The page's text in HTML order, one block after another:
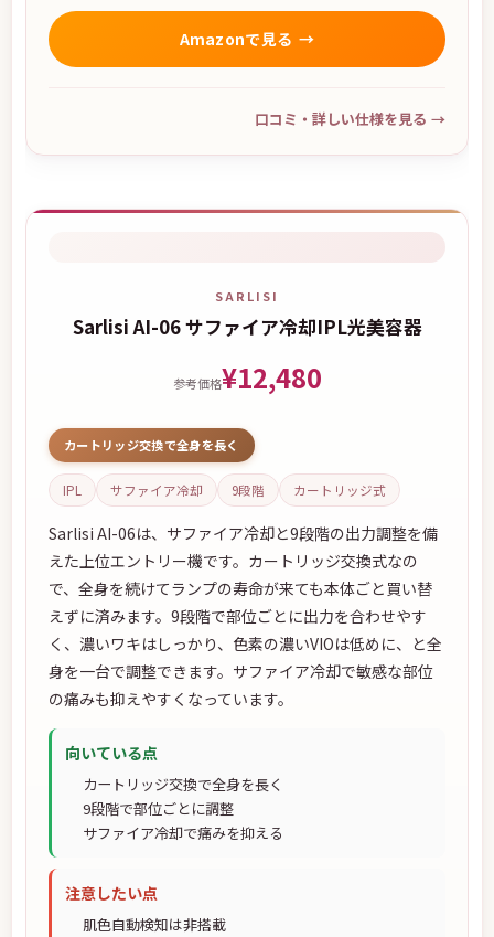
Amazonで見る
口コミ・詳しい仕様を見る →
SARLISI
Sarlisi AI-06 サファイア冷却IPL光美容器
参考価格¥12,480
カートリッジ交換で全身を長く
IPL サファイア冷却 9段階 カートリッジ式
Sarlisi AI-06は、サファイア冷却と9段階の出力調整を備
えた上位エントリー機です。カートリッジ交換式なの
で、全身を続けてランプの寿命が来ても本体ごと買い替
えずに済みます。9段階で部位ごとに出力を合わせやす
く、濃いワキはしっかり、色素の濃いVIOは低めに、と全
身を一台で調整できます。サファイア冷却で敏感な部位
の痛みも抑えやすくなっています。
向いている点
カートリッジ交換で全身を長く
9段階で部位ごとに調整
サファイア冷却で痛みを抑える
注意したい点
肌色自動検知は非搭載